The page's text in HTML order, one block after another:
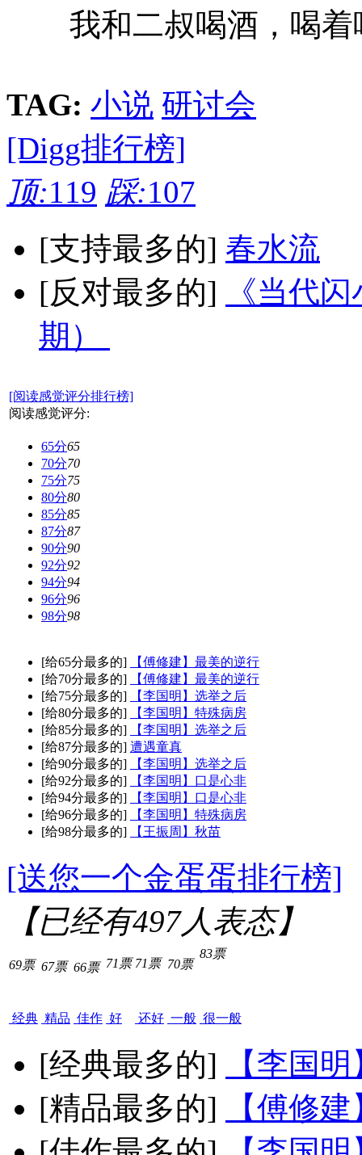
我和二叔喝酒，喝着
TAG: 小说 研讨会
[Digg排行榜]
顶:119 踩:107
[支持最多的] 春水流
[反对最多的]
《当代
期）
[阅读感觉评分排行榜]
阅读感觉评分:
65分65
70分70
75分75
80分80
85分85
87分87
90分90
92分92
94分94
96分96
98分98
[给65分最多的]
【傅修建】最美的逆行
[给70分最多的]
【傅修建】最美的逆行
[给75分最多的]
【李国明】选举之后
[给80分最多的]
【李国明】特殊病房
[给85分最多的]
【李国明】选举之后
[给87分最多的] 遭遇童真
[给90分最多的]
【李国明】选举之后
[给92分最多的]
【李国明】口是心非
[给94分最多的]
【李国明】口是心非
[给96分最多的]
【李国明】特殊病房
[给98分最多的]
【王振周】秋苗
[送您一个金蛋蛋排行榜]
【已经有497人表态】
69票
经典
67票
精品
66票
佳作
71票
好
71票
还好
70票
一般
83票
很一般
[经典最多的]
【李国
[精品最多的]
【傅修